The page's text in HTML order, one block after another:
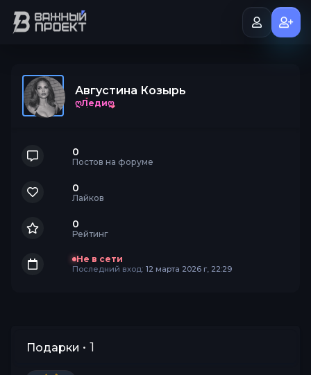
Августина Козырь
ღЛедиღ
0
Постов на форуме
0
Лайков
0
Рейтинг
Не в сети
Последний вход: 12 марта 2026 г, 22:29
Подарки • 1